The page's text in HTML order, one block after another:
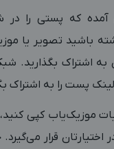
آمده که پستی را در
باشید تصویر یا
به اشتراک بگذارید.
پست را به اشتراک
ربات موزیک‌یاب کپی
قرار می‌گیرد.